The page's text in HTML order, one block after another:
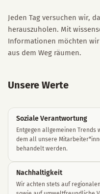
Jeden Tag versuchen wir,
herauszuholen. Mit
Informationen möchten
aus dem Weg räumen.
Unsere Werte
Soziale Verantwortung
Entgegen allgemeinen
dem all unsere
behandelt werden.
Nachhaltigkeit
Wir achten stets auf